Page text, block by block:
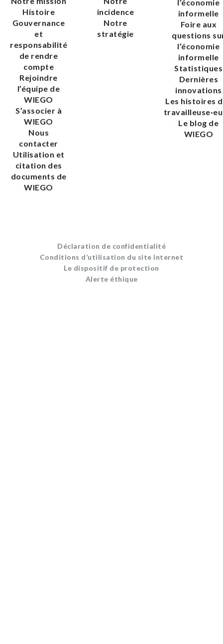
Histoire
Gouvernance
et
responsabilité
de rendre
compte
Rejoindre
l’équipe de
WIEGO
S’associer à
WIEGO
Nous
contacter
Utilisation et
citation des
documents de
WIEGO
incidence
Notre
stratégie
l’économie
informelle
Foire aux
questions
l’économie
informelle
Statistiques
Dernières
innovations
Les histoires
Le blog de
WIEGO
Déclaration de confidentialité
Conditions d’utilisation du site internet
Le dispositif de protection
Alerte éthique